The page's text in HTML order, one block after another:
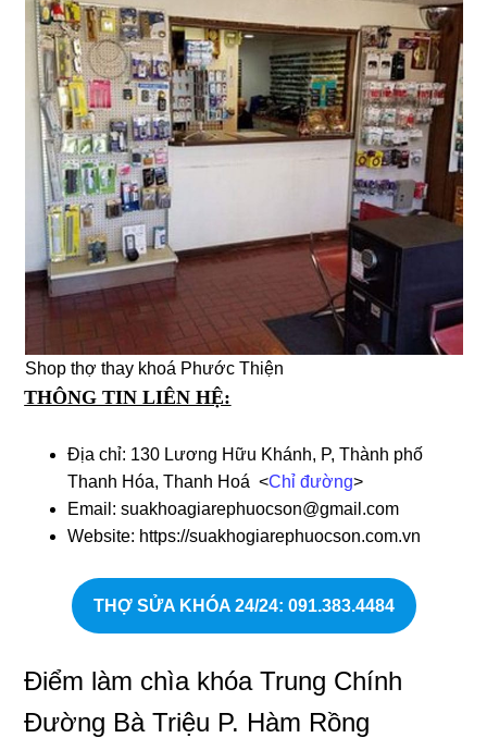
Shop thợ thay khoá Phước Thiện
THÔNG TIN LIÊN HỆ:
Địa chỉ: 130 Lương Hữu Khánh, P, Thành phố
Thanh Hóa, Thanh Hoá <Chỉ đường>
Email: suakhoagiarephuocson@gmail.com
Website: https://suakhogiarephuocson.com.vn
THỢ SỬA KHÓA 24/24: 091.383.4484
Điểm làm chìa khóa Trung Chính
Đường Bà Triệu P. Hàm Rồng